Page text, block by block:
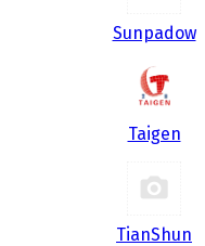
Sunpadow
Taigen
TianShun